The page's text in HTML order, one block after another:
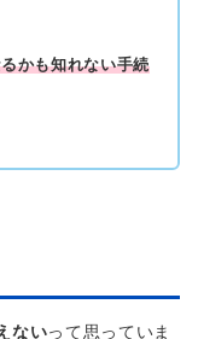
かも知れない手続
ないって思っていま